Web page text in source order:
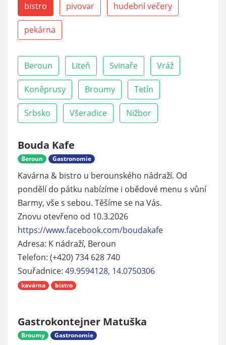
bistro pivovar hudební večery
pekárna
Beroun Liteň Svinaře Vráž
Koněprusy Broumy Tetín
Srbsko Všeradice Nižbor
Bouda Kafe
Beroun Gastronomie
Kavárna & bistro u berounského nádraží. Od
pondělí do pátku nabízíme i obědové menu s vůní
Barmy, vše s sebou. Těšíme se na Vás.
Znovu otevřeno od 10.3.2026
https://www.facebook.com/boudakafe
Adresa: K nádraží, Beroun
Telefon: (+420) 734 628 740
Souřadnice: 49.9594128, 14.0750306
kavárna bistro
Gastrokontejner Matuška
Broumy Gastronomie